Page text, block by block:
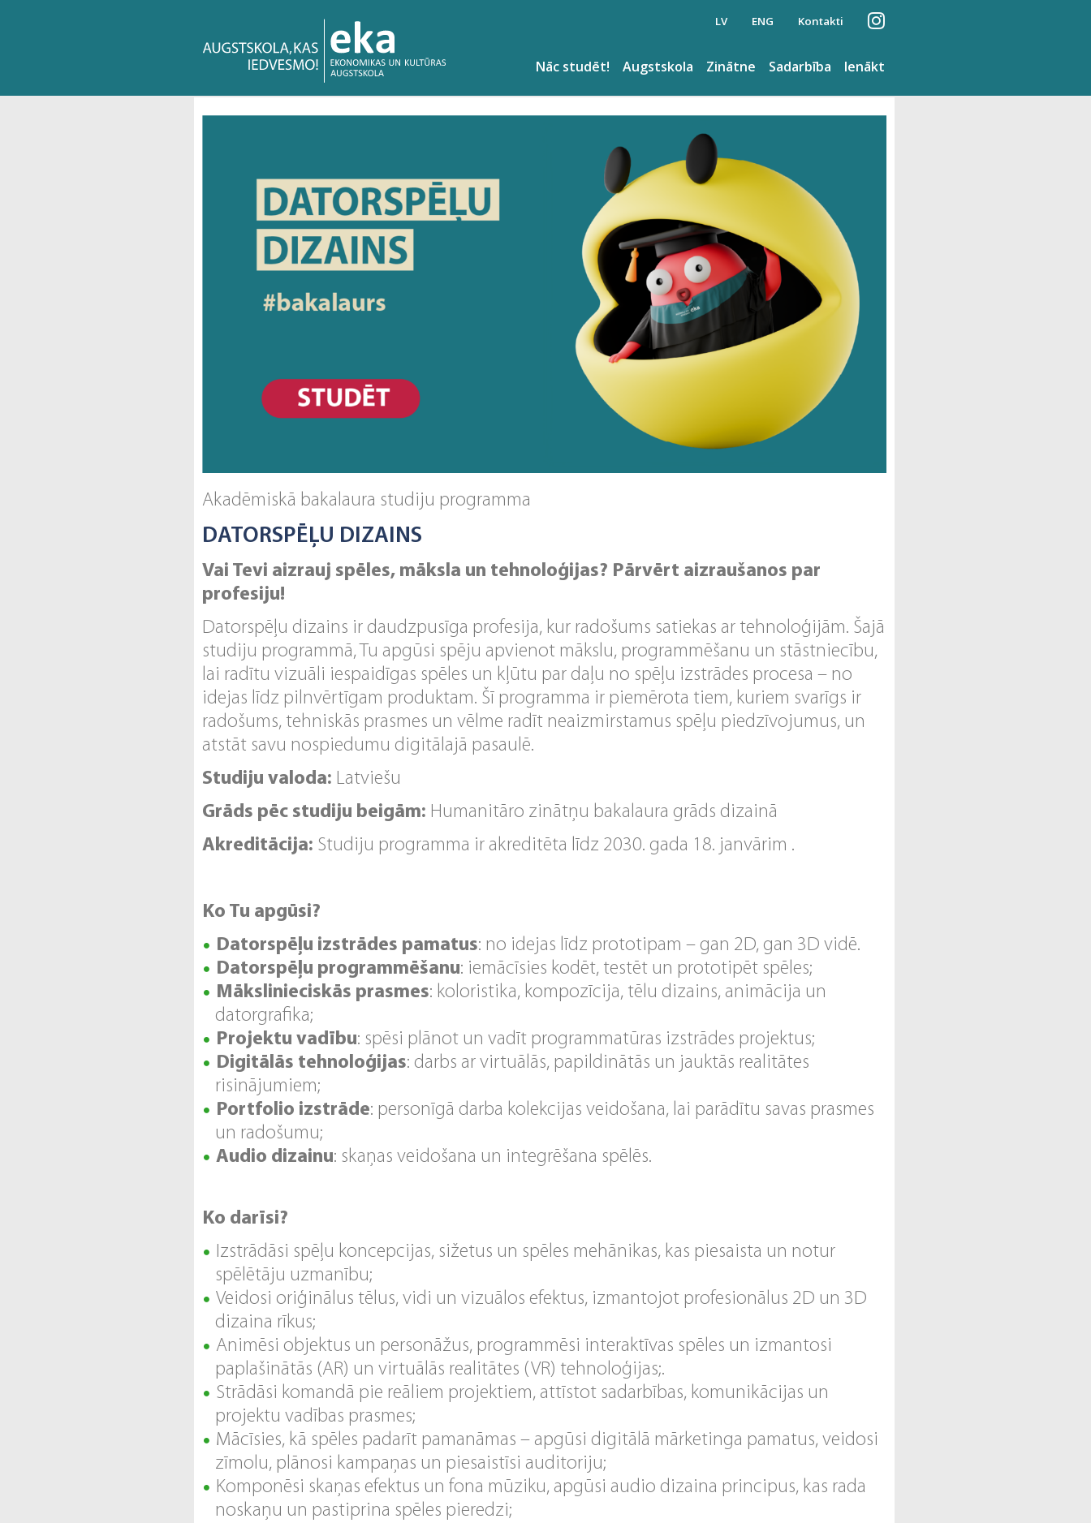
LV ENG Kontakti
Ienākt
Sadarbība
Zinātne
Augstskola
Nāc studēt!
Akadēmiskā bakalaura studiju programma
DATORSPĒĻU DIZAINS
Vai Tevi aizrauj spēles, māksla un tehnoloģijas? Pārvērt aizraušanos par
profesiju!
Datorspēļu dizains ir daudzpusīga profesija, kur radošums satiekas ar tehnoloģijām. Šajā
studiju programmā, Tu apgūsi spēju apvienot mākslu, programmēšanu un stāstniecību,
lai radītu vizuāli iespaidīgas spēles un kļūtu par daļu no spēļu izstrādes procesa – no
idejas līdz pilnvērtīgam produktam. Šī programma ir piemērota tiem, kuriem svarīgs ir
radošums, tehniskās prasmes un vēlme radīt neaizmirstamus spēļu piedzīvojumus, un
atstāt savu nospiedumu digitālajā pasaulē.
Studiju valoda: Latviešu
Grāds pēc studiju beigām: Humanitāro zinātņu bakalaura grāds dizainā
Akreditācija: Studiju programma ir akreditēta līdz 2030. gada 18. janvārim .
Ko Tu apgūsi?
Datorspēļu izstrādes pamatus: no idejas līdz prototipam – gan 2D, gan 3D vidē.
Datorspēļu programmēšanu: iemācīsies kodēt, testēt un prototipēt spēles;
Mākslinieciskās prasmes: koloristika, kompozīcija, tēlu dizains, animācija un
datorgrafika;
Projektu vadību: spēsi plānot un vadīt programmatūras izstrādes projektus;
Digitālās tehnoloģijas: darbs ar virtuālās, papildinātās un jauktās realitātes
risinājumiem;
Portfolio izstrāde: personīgā darba kolekcijas veidošana, lai parādītu savas prasmes
un radošumu;
Audio dizainu: skaņas veidošana un integrēšana spēlēs.
Ko darīsi?
Izstrādāsi spēļu koncepcijas, sižetus un spēles mehānikas, kas piesaista un notur
spēlētāju uzmanību;
Veidosi oriģinālus tēlus, vidi un vizuālos efektus, izmantojot profesionālus 2D un 3D
dizaina rīkus;
Animēsi objektus un personāžus, programmēsi interaktīvas spēles un izmantosi
paplašinātās (AR) un virtuālās realitātes (VR) tehnoloģijas;.
Strādāsi komandā pie reāliem projektiem, attīstot sadarbības, komunikācijas un
projektu vadības prasmes;
Mācīsies, kā spēles padarīt pamanāmas – apgūsi digitālā mārketinga pamatus, veidosi
zīmolu, plānosi kampaņas un piesaistīsi auditoriju;
Komponēsi skaņas efektus un fona mūziku, apgūsi audio dizaina principus, kas rada
noskaņu un pastiprina spēles pieredzi;